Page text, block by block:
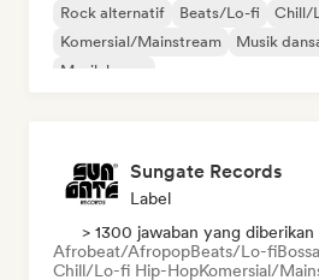
Rock alternatif Beats/Lo-fi
Chill/
Komersial/Mainstream
Musik
Musik house
Sungate Records
Label
> 1300 jawaban yang diberikan
Afrobeat/AfropopBeats/Lo-fi
Chill/Lo-fi Hip-HopKomersial/